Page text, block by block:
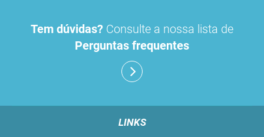
Tem dúvidas? Consulte a nossa lista de
Perguntas frequentes
LINKS